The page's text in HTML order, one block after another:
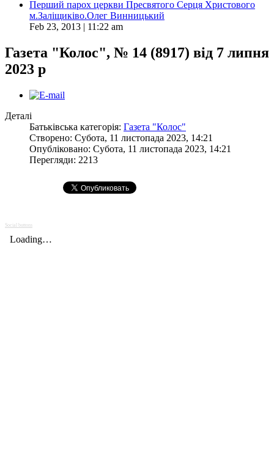
Перший парох церкви Пресвятого Серця Христового
м.Заліщиківо.Олег Винницький
Feb 23, 2013 | 11:22 am
Газета "Колос", № 14 (8917) від 7 липня
2023 р
Деталі
Батьківська категорія: Газета "Колос"
Створено: Субота, 11 листопада 2023, 14:21
Опубліковано: Субота, 11 листопада 2023, 14:21
Перегляди: 2213
Social buttons